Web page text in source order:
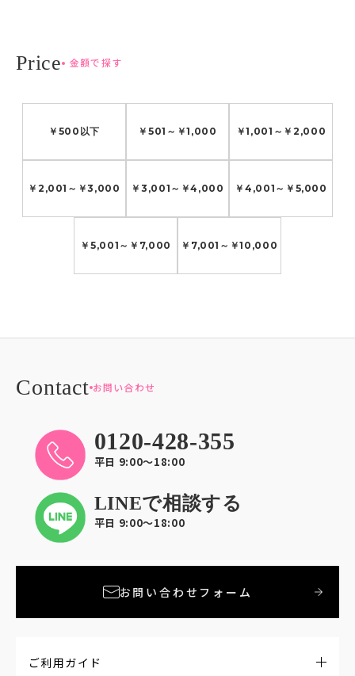
金額で探す
￥500 以下 ￥501 ～ ￥1,000 ￥1,001 ～ ￥2,000
￥2,001 ～ ￥3,000 ￥3,001 ～ ￥4,000 ￥4,001 ～ ￥5,000
￥5,001 ～ ￥7,000 ￥7,001 ～ ￥10,000
お問い合わせ
0120-428-355
平日 9:00〜18:00
LINEで相談する
平日 9:00〜18:00
お問い合わせフォーム
ご利用ガイド